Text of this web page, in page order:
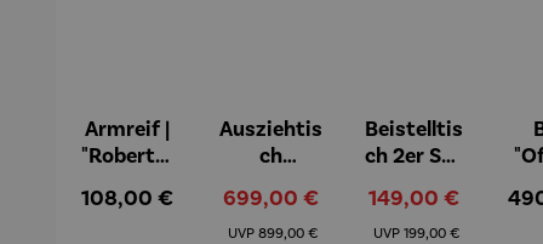
Armreif |
"Roberta"
Mütz
Regulärer Preis:
108,00 €
Ausziehtis
ch
m – Valor
Verkaufspreis:
699,00 €
UVP Regulärer Preis:
899,00 €
Beistelltis
ch 2er Set
Verkaufspreis:
149,00 €
UVP Regulärer Preis:
199,00 €